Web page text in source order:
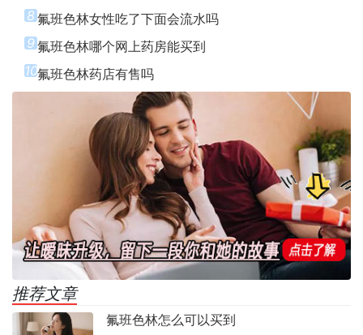
8 氟班色林女性吃了下面会流水吗
9氟班色林哪个网上药房能买到
10氟班色林药店有售吗
推荐文章
氟班色林怎么可以买到